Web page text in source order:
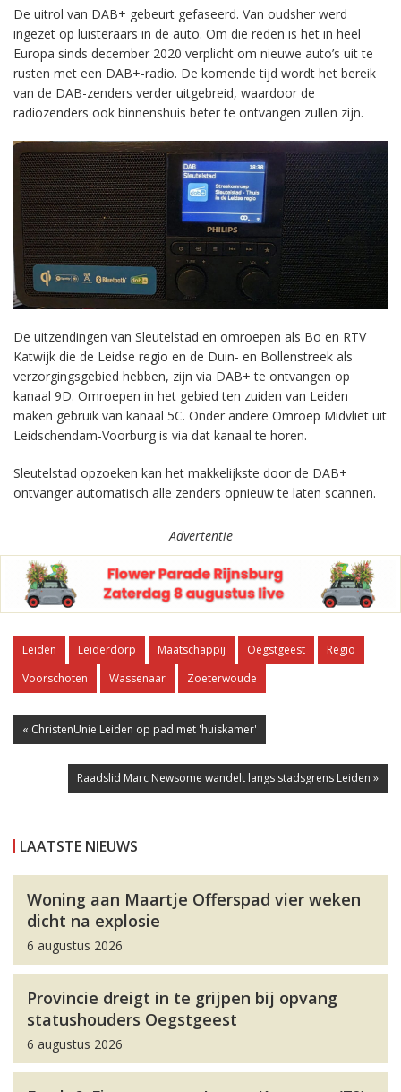
De uitrol van DAB+ gebeurt gefaseerd. Van oudsher werd
ingezet op luisteraars in de auto. Om die reden is het in heel
Europa sinds december 2020 verplicht om nieuwe auto’s uit te
rusten met een DAB+-radio. De komende tijd wordt het bereik
van de DAB-zenders verder uitgebreid, waardoor de
radiozenders ook binnenshuis beter te ontvangen zullen zijn.
De uitzendingen van Sleutelstad en omroepen als Bo en RTV
Katwijk die de Leidse regio en de Duin- en Bollenstreek als
verzorgingsgebied hebben, zijn via DAB+ te ontvangen op
kanaal 9D. Omroepen in het gebied ten zuiden van Leiden
maken gebruik van kanaal 5C. Onder andere Omroep Midvliet uit
Leidschendam-Voorburg is via dat kanaal te horen.
Sleutelstad opzoeken kan het makkelijkste door de DAB+
ontvanger automatisch alle zenders opnieuw te laten scannen.
Advertentie
Leiden Leiderdorp Maatschappij Oegstgeest
Regio
Voorschoten
Wassenaar Zoeterwoude
« ChristenUnie Leiden op pad met 'huiskamer'
Raadslid Marc Newsome wandelt langs stadsgrens Leiden »
LAATSTE NIEUWS
Woning aan Maartje Offerspad vier weken
dicht na explosie
6 augustus 2026
Provincie dreigt in te grijpen bij opvang
statushouders Oegstgeest
6 augustus 2026